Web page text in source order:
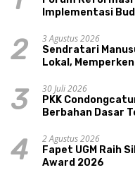
Implementasi
2
3 Agustus 2026
Sendratari
Lokal,
3
30 Juli 2026
PKK
Berbahan Dasar
4
2 Agustus 2026
Fapet UGM Raih
Award 2026